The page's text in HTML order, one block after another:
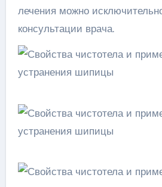
лечения можно
консультации врача.